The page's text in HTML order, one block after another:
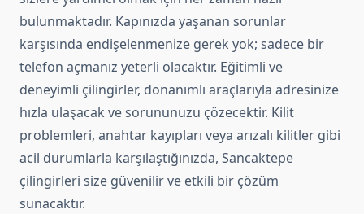
bulunmaktadır. Kapınızda yaşanan sorunlar
karşısında endişelenmenize gerek yok; sadece bir
telefon açmanız yeterli olacaktır. Eğitimli ve
deneyimli çilingirler, donanımlı araçlarıyla adresinize
hızla ulaşacak ve sorununuzu çözecektir. Kilit
problemleri, anahtar kayıpları veya arızalı kilitler gibi
acil durumlarla karşılaştığınızda, Sancaktepe
çilingirleri size güvenilir ve etkili bir çözüm
sunacaktır.